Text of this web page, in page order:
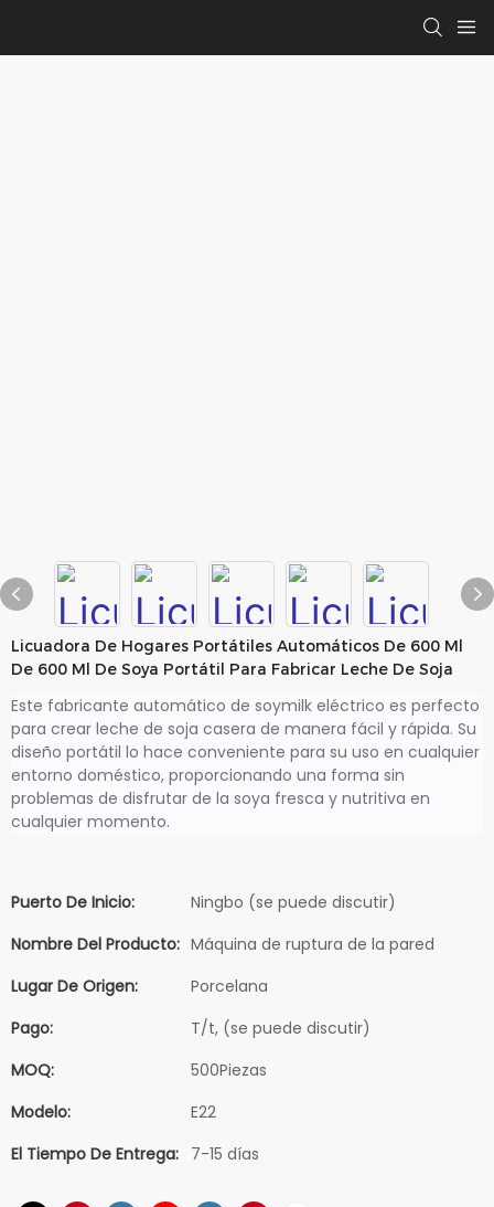
Licuadora De Hogares Portátiles Automáticos De 600 Ml
De 600 Ml De Soya Portátil Para Fabricar Leche De Soja
Este fabricante automático de soymilk eléctrico es perfecto
para crear leche de soja casera de manera fácil y rápida. Su
diseño portátil lo hace conveniente para su uso en cualquier
entorno doméstico, proporcionando una forma sin
problemas de disfrutar de la soya fresca y nutritiva en
cualquier momento.
Puerto De Inicio:
Ningbo (se puede discutir)
Nombre Del Producto: Máquina de ruptura de la pared
Lugar De Origen:
Porcelana
Pago:
T/t, (se puede discutir)
MOQ:
500Piezas
Modelo:
E22
El Tiempo De Entrega: 7-15 días